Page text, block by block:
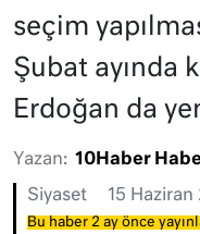
seçim
Şubat ayında
Erdoğan da
Yazan: 10Haber
Siyaset 15
Bu haber 2 ay önce